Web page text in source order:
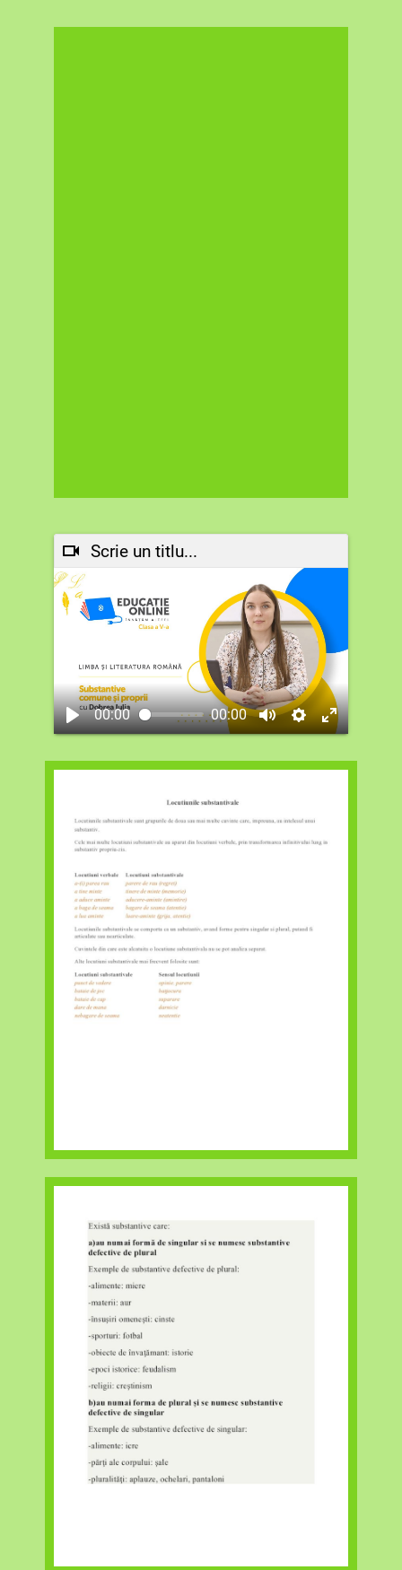
Scrie un titlu...
00:00 00:00